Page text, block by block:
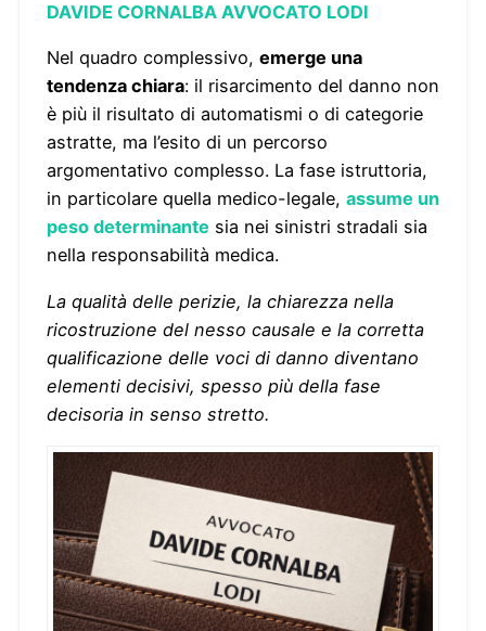
DAVIDE CORNALBA AVVOCATO LODI
Nel quadro complessivo, emerge una
tendenza chiara: il risarcimento del danno non
è più il risultato di automatismi o di categorie
astratte, ma l’esito di un percorso
argomentativo complesso. La fase istruttoria,
in particolare quella medico-legale, assume un
peso determinante sia nei sinistri stradali sia
nella responsabilità medica.
La qualità delle perizie, la chiarezza nella
ricostruzione del nesso causale e la corretta
qualificazione delle voci di danno diventano
elementi decisivi, spesso più della fase
decisoria in senso stretto.